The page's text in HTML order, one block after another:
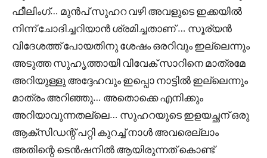
ഫീലിംഗ്… മുൻപ് സുഹറ വഴി അവളുടെ ഇക്കയിൽ
നിന്ന് ചോദിച്ചറിയാൻ ശ്രമിച്ചതാണ് … സൂര്യൻ
വിദേശത്ത് പോയതിനു ശേഷം ഒരറിവും ഇല്ലെന്നും
അടുത്ത സുഹൃത്തായി വിവേക് സാറിനെ മാത്രമേ
അറിയുള്ളു അദ്ദേഹവും ഇപ്പൊ നാട്ടിൽ ഇല്ലെന്നും
മാത്രം അറിഞ്ഞു… അതൊക്കെ എനിക്കും
അറിയാവുന്നതല്ലെ… സുഹറയുടെ ഇളയച്ഛന് ഒരു
ആക്സിഡന്റ് പറ്റി കുറച്ച് നാൾ അവരെല്ലാം
അതിന്റെ ടെൻഷനിൽ ആയിരുന്നത് കൊണ്ട്